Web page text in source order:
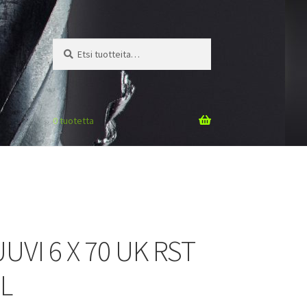
Etsi:
Haku
0 tuotetta
6 X 70 UK RST